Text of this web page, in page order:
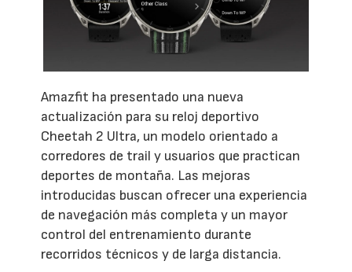
Amazfit ha presentado una nueva
actualización para su reloj deportivo
Cheetah 2 Ultra, un modelo orientado a
corredores de trail y usuarios que practican
deportes de montaña. Las mejoras
introducidas buscan ofrecer una experiencia
de navegación más completa y un mayor
control del entrenamiento durante
recorridos técnicos y de larga distancia.